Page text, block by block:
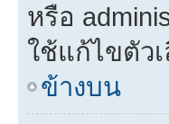
หรือ
ใช้แก้ไขตัว
ข้างบน